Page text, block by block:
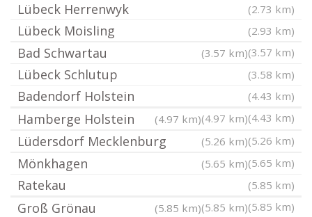
Lübeck Herrenwyk (2.73 km)
Lübeck Moisling
(2.93 km)
(3.57 km)
Bad Schwartau (3.57 km)
Lübeck Schlutup (3.58 km)
Badendorf Holstein
(4.43 km)
(4.43 km)
(4.97 km)
Hamberge Holstein
(4.97 km)
(5.26 km)
Lüdersdorf Mecklenburg
(5.26 km)
(5.65 km)
Mönkhagen (5.65 km)
Ratekau
(5.85 km)
(5.85 km)
(5.85 km)
Groß Grönau
(5.85 km)